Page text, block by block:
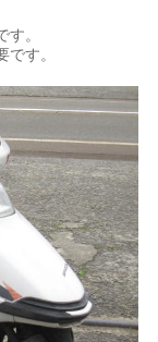
。
す。